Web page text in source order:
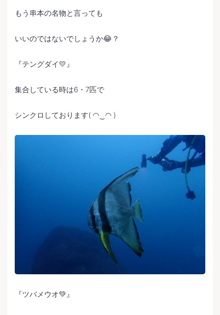
もう串本の名物と言っても
いいのではないでしょうか😂？
『テングダイ💛』
集合している時は6・7匹で
シンクロしております( ◠‿◠ )
『ツバメウオ💚』